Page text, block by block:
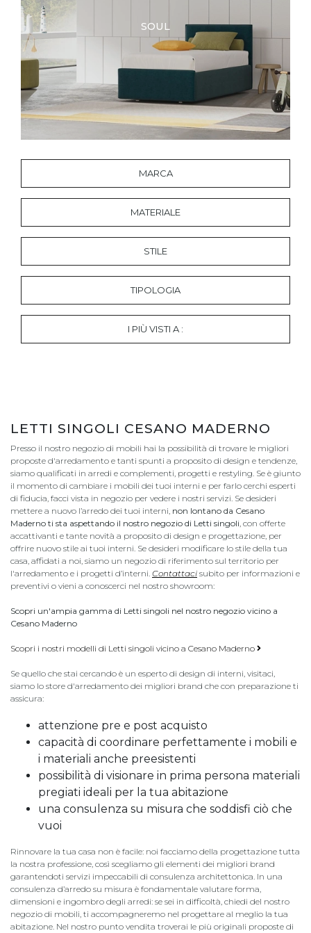
MARCA
MATERIALE
STILE
TIPOLOGIA
I PIÙ VISTI A :
SOUL
LETTI SINGOLI CESANO MADERNO
Presso il nostro negozio di mobili hai la possibilità di trovare le migliori
proposte d'arredamento e tanti spunti a proposito di design e tendenze,
siamo qualificati in arredi e complementi, progetti e restyling. Se è giunto
il momento di cambiare i mobili dei tuoi interni e per farlo cerchi esperti
di fiducia, facci vista in negozio per vedere i nostri servizi. Se desideri
mettere a nuovo l’arredo dei tuoi interni, non lontano da Cesano
Maderno ti sta aspettando il nostro negozio di Letti singoli, con offerte
accattivanti e tante novità a proposito di design e progettazione, per
offrire nuovo stile ai tuoi interni. Se desideri modificare lo stile della tua
casa, affidati a noi, siamo un negozio di riferimento sul territorio per
l'arredamento e i progetti d’interni. Contattaci subito per informazioni e
preventivi o vieni a conoscerci nel nostro showroom:
Scopri un'ampia gamma di Letti singoli nel nostro negozio vicino a
Cesano Maderno
Scopri i nostri modelli di Letti singoli vicino a Cesano Maderno
Se quello che stai cercando è un esperto di design di interni, visitaci,
siamo lo store d'arredamento dei migliori brand che con preparazione ti
assicura:
attenzione pre e post acquisto
capacità di coordinare perfettamente i mobili e
i materiali anche preesistenti
possibilità di visionare in prima persona materiali
pregiati ideali per la tua abitazione
una consulenza su misura che soddisfi ciò che
vuoi
Rinnovare la tua casa non è facile: noi facciamo della progettazione tutta
la nostra professione, così scegliamo gli elementi dei migliori brand
garantendoti servizi impeccabili di consulenza architettonica. In una
consulenza d’arredo su misura è fondamentale valutare forma,
dimensioni e ingombro degli arredi: se sei in difficoltà, chiedi del nostro
negozio di mobili, ti accompagneremo nel progettare al meglio la tua
abitazione. Nel nostro punto vendita troverai le più originali proposte di